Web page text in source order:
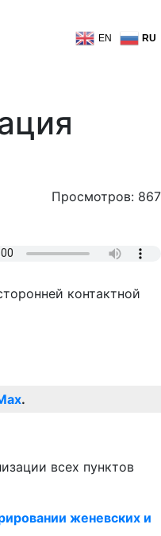
EN RU
Просмотров: 867
контактной
.
всех пунктов
женевских и